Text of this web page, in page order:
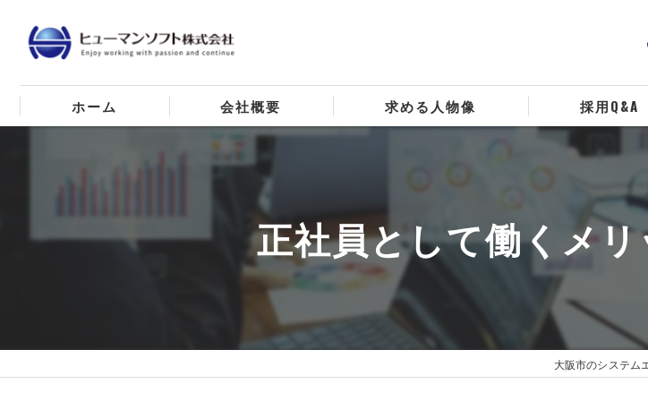
ホーム 会社概要
代表挨拶
求める人物像 採用Q&A
正社員として働くメ
大阪市のシステム